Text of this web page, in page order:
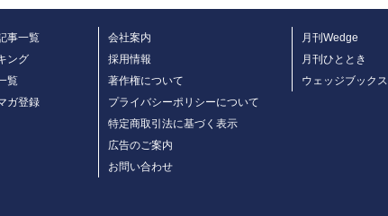
事一覧
ング
覧
ガ登録
会社案内
採用情報
著作権について
プライバシーポリシーについて
特定商取引法に基づく表示
広告のご案内
お問い合わせ
月刊Wedge
月刊ひととき
ウェッジブックス